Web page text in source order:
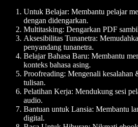
Untuk Belajar: Membantu pelajar
dengan didengarkan.
Multitasking: Dengarkan PDF
Aksesibilitas Tunanetra:
penyandang tunanetra.
Belajar Bahasa Baru: Membantu
konteks bahasa asing.
Proofreading: Mengenali kesalahan
tulisan.
Pelatihan Kerja: Mendukung sesi
audio.
Bantuan untuk Lansia: Membantu
digital.